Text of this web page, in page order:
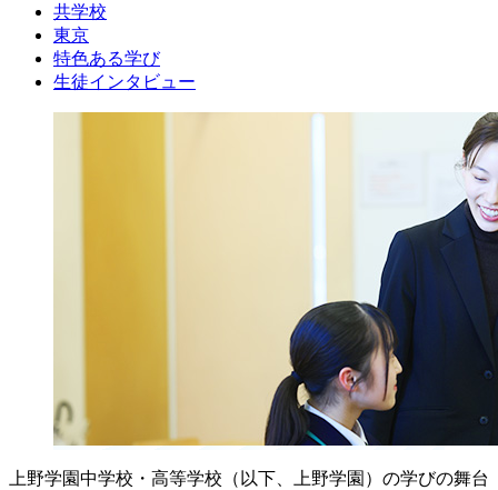
共学校
東京
特色ある学び
生徒インタビュー
上野学園中学校・高等学校（以下、上野学園）の学びの舞台